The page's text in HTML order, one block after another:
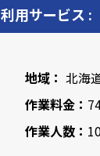
利用サービス :
地域： 北海
作業料金：
作業人数：